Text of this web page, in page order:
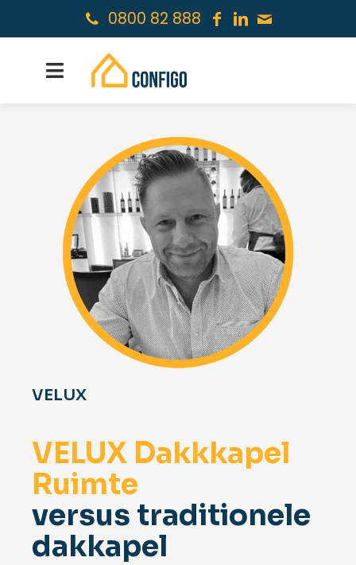
0800 82 888
VELUX
VELUX Dakkkapel
Ruimte
versus traditionele
dakkapel